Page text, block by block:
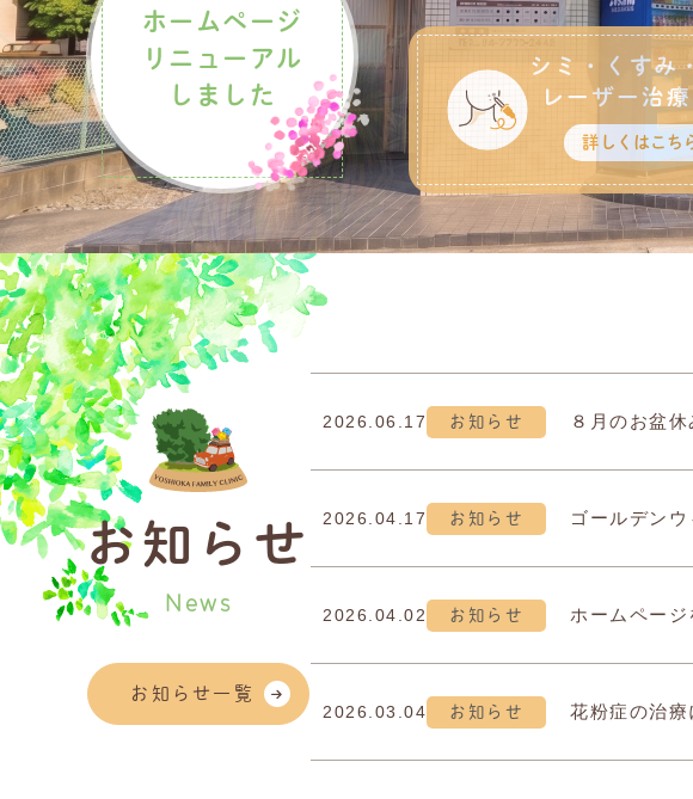
ホームページ
リニューアル
しました
シミ・くすみ
レーザー治療
News
お知らせ
お知らせ一覧
2026.06.17 お知らせ ８月のお盆休
2026.04.17 お知らせ ゴールデン
2026.04.02 お知らせ ホームページ
2026.03.04 お知らせ 花粉症の治療